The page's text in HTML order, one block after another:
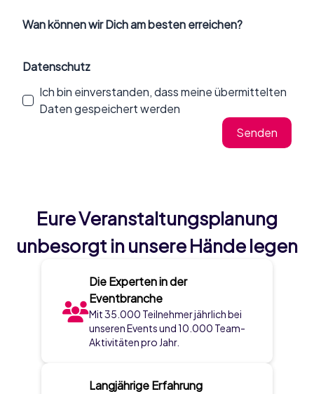
Wan können wir Dich am besten erreichen?
Datenschutz
Ich bin einverstanden, dass meine übermittelten
Daten gespeichert werden
Senden
Eure Veranstaltungsplanung
unbesorgt in unsere Hände legen
Die Experten in der
Eventbranche
Mit 35.000 Teilnehmer jährlich bei
unseren Events und 10.000 Team-
Aktivitäten pro Jahr.
Langjährige Erfahrung